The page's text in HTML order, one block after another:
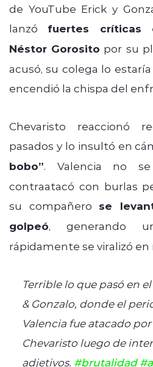
de YouTube Erick y
lanzó fuertes críticas
Néstor Gorosito por su
acusó, su colega lo
encendió la chispa del
Chevaristo reaccionó
pasados y lo insultó en
bobo”. Valencia no
contraatacó con burlas
su compañero se
golpeó, generando
rápidamente se viralizó en
Terrible lo que pasó en
& Gonzalo, donde el
Valencia fue atacado
Chevaristo luego de
adjetivos. #brutalidad